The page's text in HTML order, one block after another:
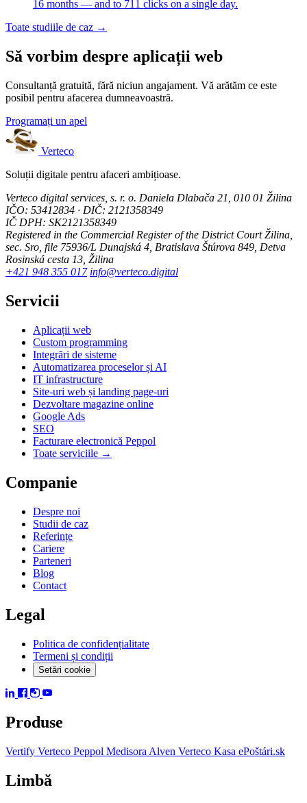
16 months — and to 711 clicks on a single day.
Toate studiile de caz →
Să vorbim despre aplicații web
Consultanță gratuită, fără niciun angajament. Vă arătăm ce este
posibil pentru afacerea dumneavoastră.
Programați un apel
Verteco
Soluții digitale pentru afaceri ambițioase.
Verteco digital services, s. r. o. Daniela Dlabača 21, 010 01 Žilina
IČO: 53412834 · DIČ: 2121358349
IČ DPH: SK2121358349
Registered in the Commercial Register of the District Court Žilina,
sec. Sro, file 75936/L Dunajská 4, Bratislava Štúrova 849, Detva
Rosinská cesta 13, Žilina
+421 948 355 017 info@verteco.digital
Servicii
Aplicații web
Custom programming
Integrări de sisteme
Automatizarea proceselor și AI
IT infrastructure
Site-uri web și landing page-uri
Dezvoltare magazine online
Google Ads
SEO
Facturare electronică Peppol
Toate serviciile →
Companie
Despre noi
Studii de caz
Referințe
Cariere
Parteneri
Blog
Contact
Legal
Politica de confidențialitate
Termeni și condiții
Setări cookie
Produse
Vertify Verteco Peppol Medisora Alven Verteco Kasa ePoštári.sk
Limbă